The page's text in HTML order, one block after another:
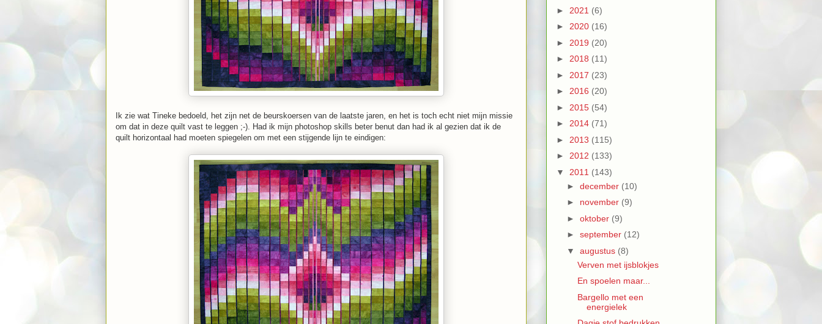
Ik zie wat Tineke bedoeld, het zijn net de beurskoersen van de laatste jaren, en het is toch echt niet mijn missie
om dat in deze quilt vast te leggen ;-). Had ik mijn photoshop skills beter benut dan had ik al gezien dat ik de
quilt horizontaal had moeten spiegelen om met een stijgende lijn te eindigen:
► 2021 (6)
► 2020 (16)
► 2019 (20)
► 2018 (11)
► 2017 (23)
► 2016 (20)
► 2015 (54)
► 2014 (71)
► 2013 (115)
► 2012 (133)
▼ 2011 (143)
► december (10)
► november (9)
► oktober (9)
► september (12)
▼ augustus (8)
Verven met ijsblokjes
En spoelen maar...
Bargello met een
energielek